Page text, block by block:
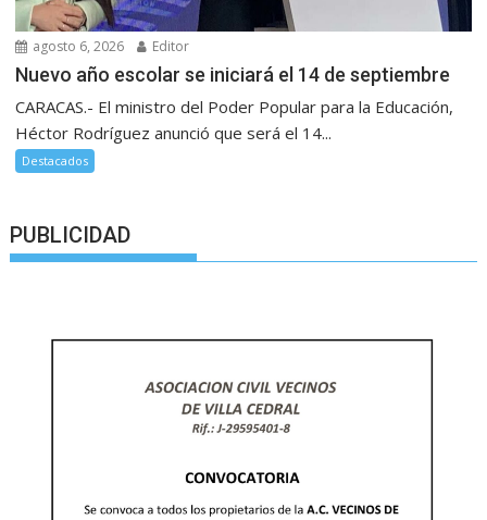
agosto 6, 2026 Editor
Nuevo año escolar se iniciará el 14 de septiembre
CARACAS.- El ministro del Poder Popular para la Educación,
Héctor Rodríguez anunció que será el 14...
Destacados
PUBLICIDAD